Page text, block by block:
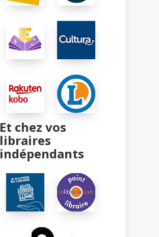
Et chez vos
libraires
indépendants